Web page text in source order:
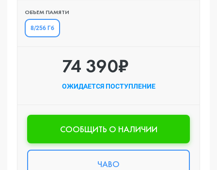
ОБЪЕМ ПАМЯТИ
8/256 Гб
74 390₽
ОЖИДАЕТСЯ ПОСТУПЛЕНИЕ
CООБЩИТЬ О НАЛИЧИИ
ЧАВО